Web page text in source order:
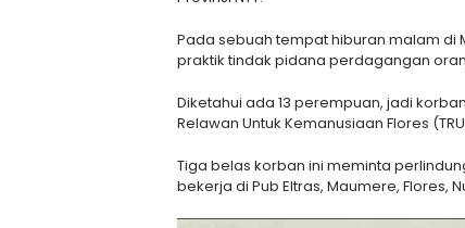
Pada sebuah tempat hiburan malam di
praktik tindak pidana perdagangan
Diketahui ada 13 perempuan, jadi
Relawan Untuk Kemanusiaan Flores
Tiga belas korban ini meminta
bekerja di Pub Eltras, Maumere, Flores,